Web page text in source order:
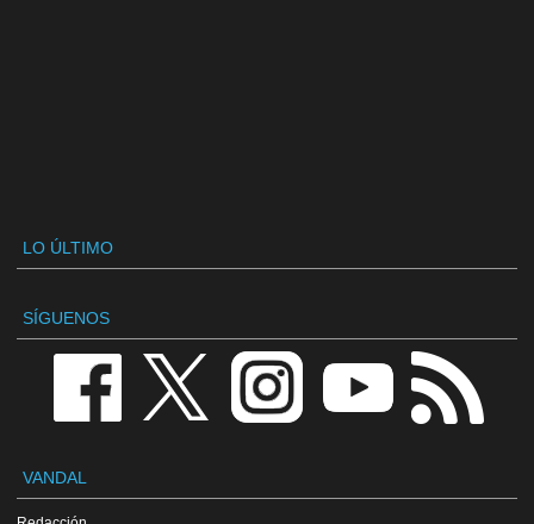
LO ÚLTIMO
SÍGUENOS
VANDAL